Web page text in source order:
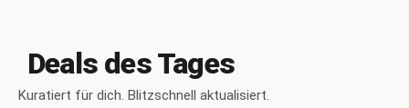
Deals des Tages
Kuratiert für dich. Blitzschnell aktualisiert.